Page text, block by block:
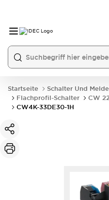
Startseite Schalter Und
Flachprofil-Schalter
CW
CW4K-33DE30-1H